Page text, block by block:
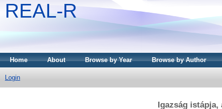
REAL-R
Home About Browse by Year Browse by Author
Login
Igazság istápja,